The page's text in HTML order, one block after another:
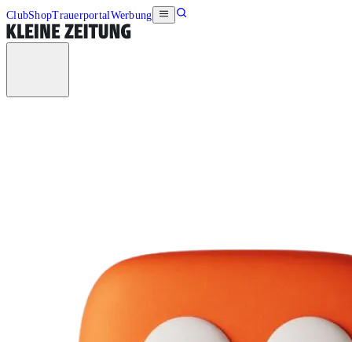
ClubShopTrauerportalWerbung